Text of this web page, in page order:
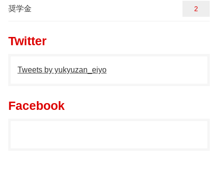
奨学金 2
Twitter
Tweets by yukyuzan_eiyo
Facebook